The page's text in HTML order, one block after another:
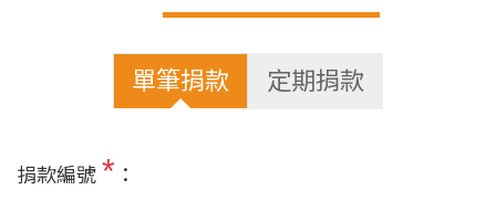
單筆捐款 定期捐款
捐款編號 * ：